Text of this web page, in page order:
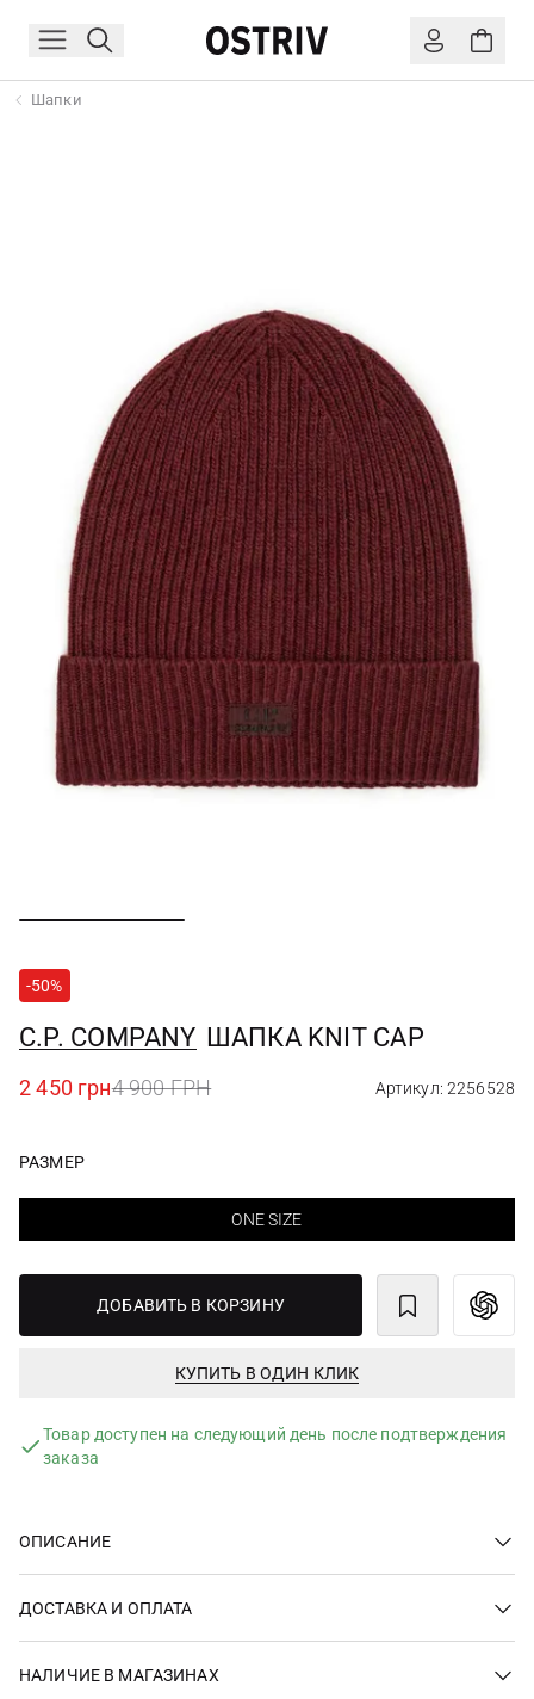
Шапки
-50%
C.P. COMPANY ШАПКА KNIT CAP
2 450 грн4 900 ГРН Артикул: 2256528
РАЗМЕР
ONE SIZE
ДОБАВИТЬ В КОРЗИНУ
КУПИТЬ В ОДИН КЛИК
Товар доступен на следующий день после подтверждения
заказа
ОПИСАНИЕ
ДОСТАВКА И ОПЛАТА
НАЛИЧИЕ В МАГАЗИНАХ